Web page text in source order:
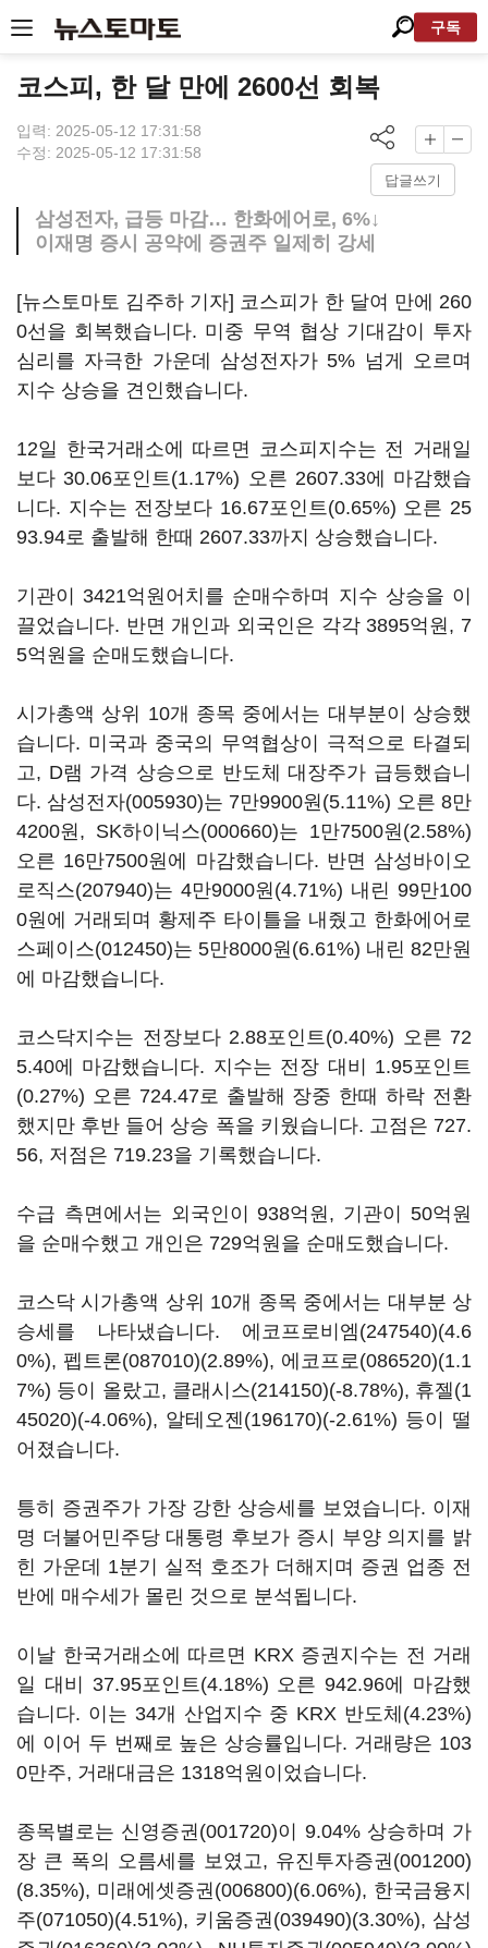
구독
코스피, 한 달 만에 2600선 회복
입력: 2025-05-12 17:31:58
수정: 2025-05-12 17:31:58
답글쓰기
삼성전자, 급등 마감… 한화에어로, 6%↓
이재명 증시 공약에 증권주 일제히 강세
[뉴스토마토 김주하 기자] 코스피가 한 달여 만에 260
0선을 회복했습니다. 미중 무역 협상 기대감이 투자
심리를 자극한 가운데 삼성전자가 5% 넘게 오르며
지수 상승을 견인했습니다.
12일 한국거래소에 따르면 코스피지수는 전 거래일
보다 30.06포인트(1.17%) 오른 2607.33에 마감했습
니다. 지수는 전장보다 16.67포인트(0.65%) 오른 25
93.94로 출발해 한때 2607.33까지 상승했습니다.
기관이 3421억원어치를 순매수하며 지수 상승을 이
끌었습니다. 반면 개인과 외국인은 각각 3895억원, 7
5억원을 순매도했습니다.
시가총액 상위 10개 종목 중에서는 대부분이 상승했
습니다. 미국과 중국의 무역협상이 극적으로 타결되
고, D램 가격 상승으로 반도체 대장주가 급등했습니
다. 삼성전자(005930)는 7만9900원(5.11%) 오른 8만
4200원, SK하이닉스(000660)는 1만7500원(2.58%)
오른 16만7500원에 마감했습니다. 반면 삼성바이오
로직스(207940)는 4만9000원(4.71%) 내린 99만100
0원에 거래되며 황제주 타이틀을 내줬고 한화에어로
스페이스(012450)는 5만8000원(6.61%) 내린 82만원
에 마감했습니다.
코스닥지수는 전장보다 2.88포인트(0.40%) 오른 72
5.40에 마감했습니다. 지수는 전장 대비 1.95포인트
(0.27%) 오른 724.47로 출발해 장중 한때 하락 전환
했지만 후반 들어 상승 폭을 키웠습니다. 고점은 727.
56, 저점은 719.23을 기록했습니다.
수급 측면에서는 외국인이 938억원, 기관이 50억원
을 순매수했고 개인은 729억원을 순매도했습니다.
코스닥 시가총액 상위 10개 종목 중에서는 대부분 상
승세를 나타냈습니다. 에코프로비엠(247540)(4.6
0%), 펩트론(087010)(2.89%), 에코프로(086520)(1.1
7%) 등이 올랐고, 클래시스(214150)(-8.78%), 휴젤(1
45020)(-4.06%), 알테오젠(196170)(-2.61%) 등이 떨
어졌습니다.
틍히 증권주가 가장 강한 상승세를 보였습니다. 이재
명 더불어민주당 대통령 후보가 증시 부양 의지를 밝
힌 가운데 1분기 실적 호조가 더해지며 증권 업종 전
반에 매수세가 몰린 것으로 분석됩니다.
이날 한국거래소에 따르면 KRX 증권지수는 전 거래
일 대비 37.95포인트(4.18%) 오른 942.96에 마감했
습니다. 이는 34개 산업지수 중 KRX 반도체(4.23%)
에 이어 두 번째로 높은 상승률입니다. 거래량은 103
0만주, 거래대금은 1318억원이었습니다.
종목별로는 신영증권(001720)이 9.04% 상승하며 가
장 큰 폭의 오름세를 보였고, 유진투자증권(001200)
(8.35%), 미래에셋증권(006800)(6.06%), 한국금융지
주(071050)(4.51%), 키움증권(039490)(3.30%), 삼성